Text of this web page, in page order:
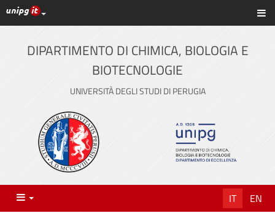
Vai
al
contenuto
principale
Link ai principali servizi web di Ateneo
DIPARTIMENTO DI CHIMICA, BIOLOGIA E
BIOTECNOLOGIE
UNIVERSITÀ DEGLI STUDI DI PERUGIA
Menu IT EN